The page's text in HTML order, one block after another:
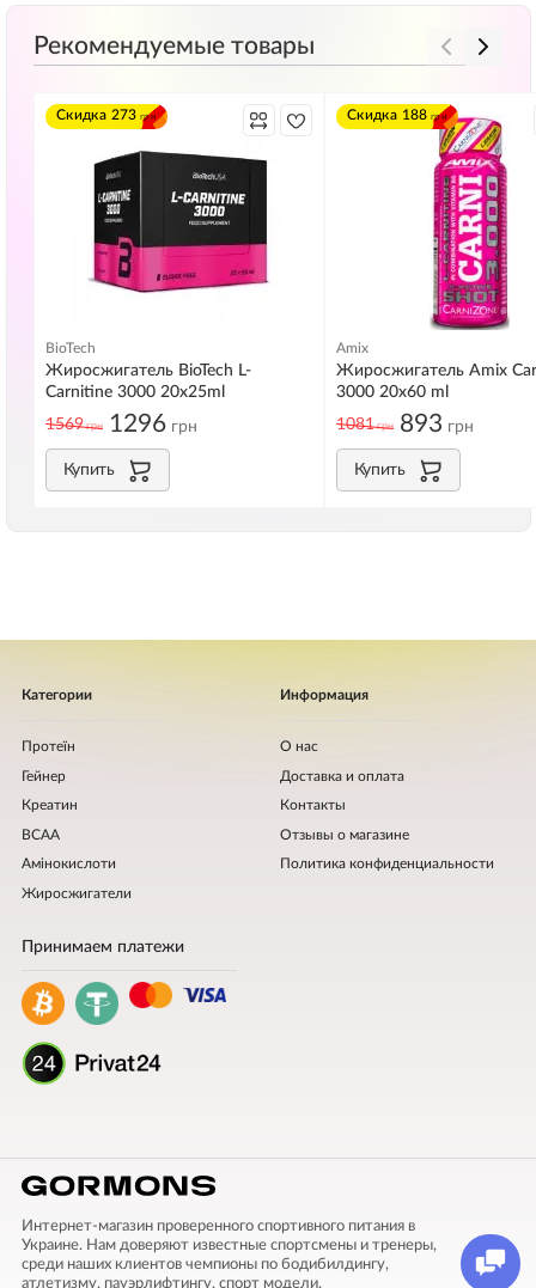
Рекомендуемые товары
Скидка 273 грн
BioTech
Жиросжигатель BioTech L-
Carnitine 3000 20х25ml
1569грн 1296грн
Купить
Скидка 188 грн
Amix
Жиросжигатель Amix
3000 20x60 ml
1081грн 893 грн
Купить
Категории
Протеїн
Гейнер
Креатин
BCAA
Амінокислоти
Жиросжигатели
Информация
О нас
Доставка и оплата
Контакты
Отзывы о магазине
Политика конфиденциальности
Принимаем платежи
Интернет-магазин проверенного спортивного питания в
Украине. Нам доверяют известные спортсмены и тренеры,
среди наших клиентов чемпионы по бодибилдингу,
атлетизму, пауэрлифтингу, спорт модели.